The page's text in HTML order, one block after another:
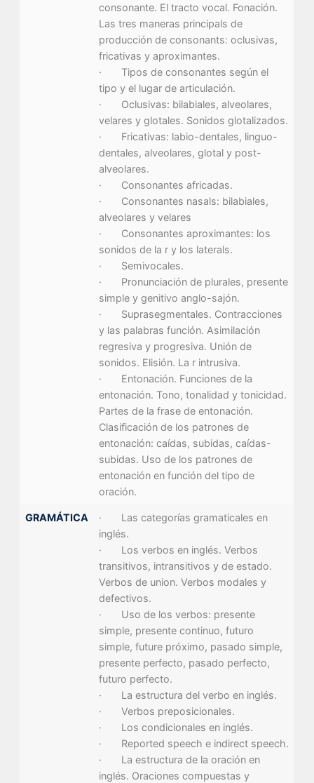
consonante. El tracto vocal. Fonación.
Las tres maneras principals de
producción de consonants: oclusivas,
fricativas y aproximantes.
· Tipos de consonantes según el
tipo y el lugar de articulación.
· Oclusivas: bilabiales, alveolares,
velares y glotales. Sonidos glotalizados.
· Fricativas: labio-dentales, linguo-
dentales, alveolares, glotal y post-
alveolares.
· Consonantes africadas.
· Consonantes nasals: bilabiales,
alveolares y velares
· Consonantes aproximantes: los
sonidos de la r y los laterals.
· Semivocales.
· Pronunciación de plurales, presente
simple y genitivo anglo-sajón.
· Suprasegmentales. Contracciones
y las palabras función. Asimilación
regresiva y progresiva. Unión de
sonidos. Elisión. La r intrusiva.
· Entonación. Funciones de la
entonación. Tono, tonalidad y tonicidad.
Partes de la frase de entonación.
Clasificación de los patrones de
entonación: caídas, subidas, caídas-
subidas. Uso de los patrones de
entonación en función del tipo de
oración.
GRAMÁTICA
· Las categorías gramaticales en
inglés.
· Los verbos en inglés. Verbos
transitivos, intransitivos y de estado.
Verbos de union. Verbos modales y
defectivos.
· Uso de los verbos: presente
simple, presente continuo, futuro
simple, future próximo, pasado simple,
presente perfecto, pasado perfecto,
futuro perfecto.
· La estructura del verbo en inglés.
· Verbos preposicionales.
· Los condicionales en inglés.
· Reported speech e indirect speech.
· La estructura de la oración en
inglés. Oraciones compuestas y